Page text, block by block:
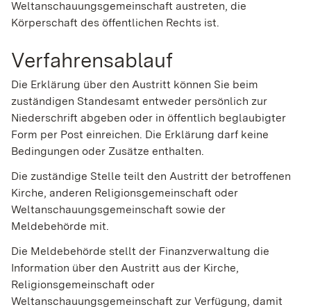
Weltanschauungsgemeinschaft austreten, die
Körperschaft des öffentlichen Rechts ist.
Verfahrensablauf
Die Erklärung über den Austritt können Sie beim
zuständigen Standesamt entweder persönlich zur
Niederschrift abgeben oder in öffentlich beglaubigter
Form per Post einreichen. Die Erklärung darf keine
Bedingungen oder Zusätze enthalten.
Die zuständige Stelle teilt den Austritt der betroffenen
Kirche, anderen Religionsgemeinschaft oder
Weltanschauungsgemeinschaft sowie der
Meldebehörde mit.
Die Meldebehörde stellt der Finanzverwaltung die
Information über den Austritt aus der Kirche,
Religionsgemeinschaft oder
Weltanschauungsgemeinschaft zur Verfügung, damit